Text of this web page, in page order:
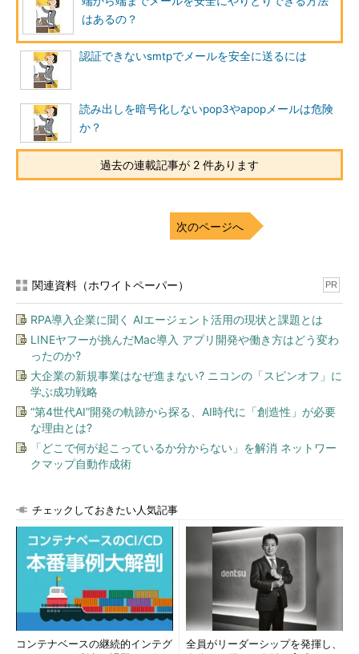
smtp authでは、smtpでのメール送信手順の中に、ユーザー名
とパスワードをやりとりする手順を付け加えて、一連のメール送
信手順の1つとして送信者の確認を行います。
ユーザー名とパスワードのやりとりの方法には何種類か取り決
ようにチャレンジ文字列にパスワードをつないだものをMD5とい
う一方向ハッシュ関数で変換して送ります。パスワードを直接や
りとりしないため、安全に認証をすることができます。
はあるの？
認証できないsmtpでメールを安全に送るには
読み出しを暗号化しないpop3やapopメールは危険
か？
過去の連載記事が 2 件あります
次のページへ
関連資料（ホワイトペーパー） PR
RPA導入企業に聞く AIエージェント活用の現状と課題とは
LINEヤフーが挑んだMac導入 アプリ開発や働き方はどう変わ
ったのか?
大企業の新規事業はなぜ進まない? ニコンの「スピンオフ」に
学ぶ成功戦略
“第4世代AI”開発の軌跡から探る、AI時代に「創造性」が必要
な理由とは?
「どこで何が起こっているか分からない」を解消 ネットワー
クマップ自動作成術
チェックしておきたい人気記事
コンテナベースの継続的インテグ
全員がリーダーシップを発揮し、